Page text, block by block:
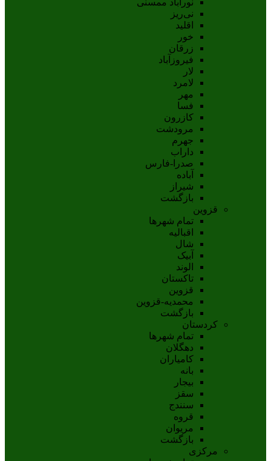
نی‌ریز
اقلید
خور
زرقان
فیروزآباد
لار
لامرد
مهر
فسا
کازرون
مرودشت
جهرم
داراب
صدرا-فارس
آباده
شيراز
بازگشت
قزوین
تمام شهر‌ها
اقبالیه
شال
آبيک
الوند
تاکستان
قزوين
محمديه-قزوين
بازگشت
کردستان
تمام شهر‌ها
دهگلان
کامیاران
بانه
بيجار
سقز
سنندج
قروه
مريوان
بازگشت
مرکزی